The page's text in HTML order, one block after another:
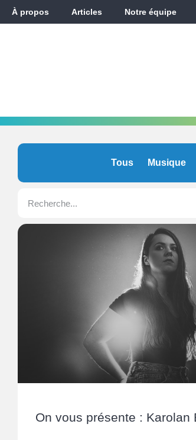
À propos Articles Notre équipe
Tous Musique
On vous présente : Karolan